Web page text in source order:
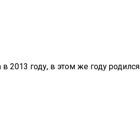
2013 году, в этом же году родился